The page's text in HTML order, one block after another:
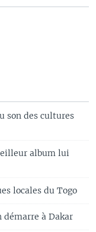
son des cultures
album lui
locales du Togo
à Dakar